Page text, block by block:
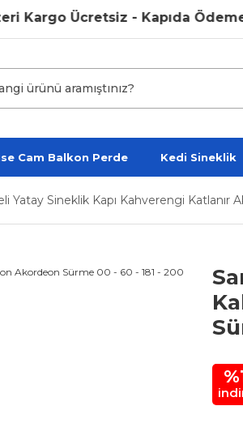
Ücretsiz - Kapıda Ödeme
Cam Balkon Perde Kedi Sineklik
Yatay Sineklik Kapı Kahverengi